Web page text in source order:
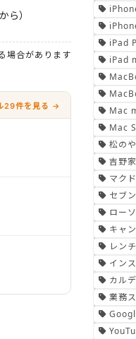
ら）
場合があります
29件を見る →
iPad
iPad
Mac
Mac
松のや
吉野家
マク
セブ
ロー
キャ
レン
イン
カル
業務